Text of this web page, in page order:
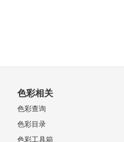
色彩相关
色彩查询
色彩目录
色彩工具箱